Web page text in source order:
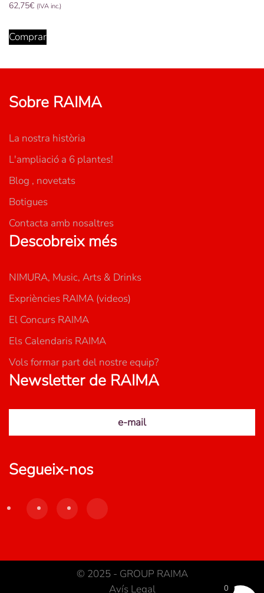
62,75€ (IVA inc.)
Comprar
Sobre RAIMA
La nostra història
L'ampliació a 6 plantes!
Blog , novetats
Botigues
Contacta amb nosaltres
Descobreix més
NIMURA, Music, Arts & Drinks
Expriències RAIMA (videos)
El Concurs RAIMA
Els Calendaris RAIMA
Vols formar part del nostre equip?
Newsletter de RAIMA
e-mail
Segueix-nos
© 2025 - GROUP RAIMA
Avís Legal
0